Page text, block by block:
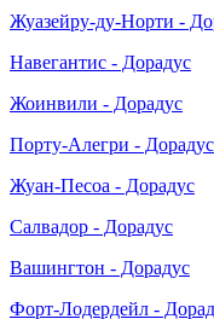
Жуазейру-ду-Норти -
Навегантис - Дорадус
Жоинвили - Дорадус
Порту-Алегри - Дорадус
Жуан-Песоа - Дорадус
Салвадор - Дорадус
Вашингтон - Дорадус
Форт-Лодердейл -